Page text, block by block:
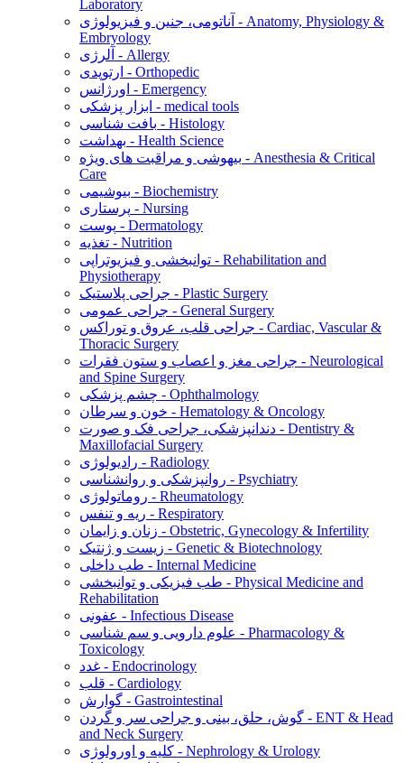
Laboratory
آناتومی، جنین و فیزیولوژی - Anatomy, Physiology &
Embryology
آلرژی - Allergy
ارتوپدی - Orthopedic
اورژانس - Emergency
ابزار پزشکی - medical tools
بافت شناسی - Histology
بهداشت - Health Science
بیهوشی و مراقبت های ویژه - Anesthesia & Critical
Care
بیوشیمی - Biochemistry
پرستاری - Nursing
پوست - Dermatology
تغذیه - Nutrition
توانبخشی و فیزیوتراپی - Rehabilitation and
Physiotherapy
جراحی پلاستیک - Plastic Surgery
جراحی عمومی - General Surgery
جراحی قلب، عروق و توراکس - Cardiac, Vascular &
Thoracic Surgery
جراحی مغز و اعصاب و ستون فقرات - Neurological
and Spine Surgery
چشم پزشکی - Ophthalmology
خون و سرطان - Hematology & Oncology
دندانپزشکی، جراحی فک و صورت - Dentistry &
Maxillofacial Surgery
رادیولوژی - Radiology
روانپزشکی و روانشناسی - Psychiatry
روماتولوژی - Rheumatology
ریه و تنفس - Respiratory
زنان و زایمان - Obstetric, Gynecology & Infertility
زیست و ژنتیک - Genetic & Biotechnology
طب داخلی - Internal Medicine
طب فیزیکی و توانبخشی - Physical Medicine and
Rehabilitation
عفونی - Infectious Disease
علوم دارویی و سم شناسی - Pharmacology &
Toxicology
غدد - Endocrinology
قلب - Cardiology
گوارش - Gastrointestinal
گوش، حلق، بینی و جراحی سر و گردن - ENT & Head
and Neck Surgery
کلیه و اورولوژی - Nephrology & Urology